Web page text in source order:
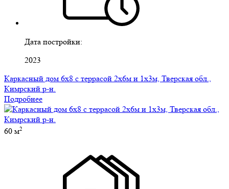
Дата постройки:
2023
Каркасный дом 6х8 с террасой 2х6м и 1х3м, Тверская обл.,
Кимрский р-н.
Подробнее
60 м2